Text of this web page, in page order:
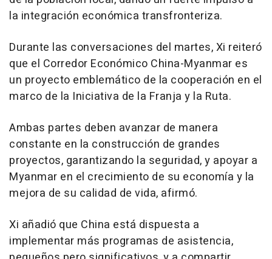
la integración económica transfronteriza.
Durante las conversaciones del martes, Xi reiteró
que el Corredor Económico China-Myanmar es
un proyecto emblemático de la cooperación en el
marco de la Iniciativa de la Franja y la Ruta.
Ambas partes deben avanzar de manera
constante en la construcción de grandes
proyectos, garantizando la seguridad, y apoyar a
Myanmar en el crecimiento de su economía y la
mejora de su calidad de vida, afirmó.
Xi añadió que China está dispuesta a
implementar más programas de asistencia,